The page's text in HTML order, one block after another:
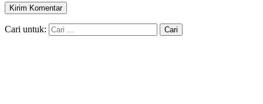
Cari untuk: